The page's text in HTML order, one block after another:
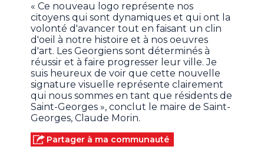
« Ce nouveau logo représente nos
citoyens qui sont dynamiques et qui ont la
volonté d'avancer tout en faisant un clin
d'oeil à notre histoire et à nos oeuvres
d'art. Les Georgiens sont déterminés à
réussir et à faire progresser leur ville. Je
suis heureux de voir que cette nouvelle
signature visuelle représente clairement
qui nous sommes en tant que résidents de
Saint-Georges », conclut le maire de Saint-
Georges, Claude Morin.
Partager à ma communauté